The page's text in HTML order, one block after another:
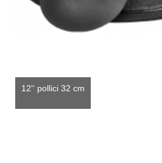
12'' pollici 32 cm